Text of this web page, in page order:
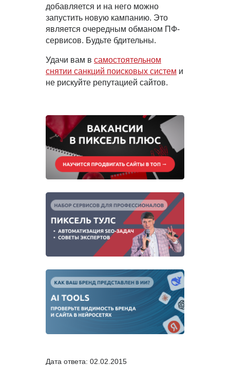
добавляется и на него можно
запустить новую кампанию. Это
является очередным обманом ПФ-
сервисов. Будьте бдительны.
Удачи вам в самостоятельном
снятии санкций поисковых систем и
не рискуйте репутацией сайтов.
Дата ответа: 02.02.2015